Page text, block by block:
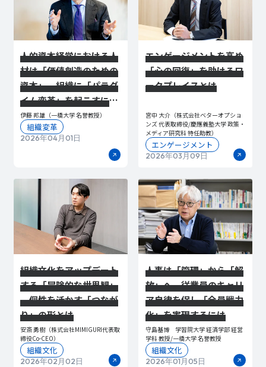
人的資本経営における人
材は「価値創造のための
資本」。組織に「パラダ
イム変革」を起こすに
は 全2回｜前編
伊藤 邦雄（一橋大学 名誉教授）
2026年04月01日
組織変革
エンゲージメントを高め
「心の回復」を助けるワ
ークプレイスとは
宮中 大介（株式会社ベターオプショ
ンズ 代表取締役/慶應義塾大学 政策・
メディア研究科 特任助教）
2026年03月09日
エンゲージメント
組織文化をアップデート
する「冒険的な世界観」
―個性を活かす「つなが
り」の形とは
安斎 勇樹（株式会社MIMIGURI代表取
締役Co-CEO）
2026年02月02日
組織文化
人事は「管理」から「解
放」へ。従業員のキャリ
ア自律を促し「全員戦力
化」を実現するには
守島基博 学習院大学 経済学部 経営
学科 教授/一橋大学 名誉教授
2026年01月05日
組織文化